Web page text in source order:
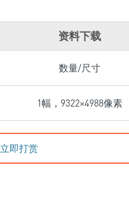
资料下载
数量/尺寸
1幅，9322×4988像素
立即打赏